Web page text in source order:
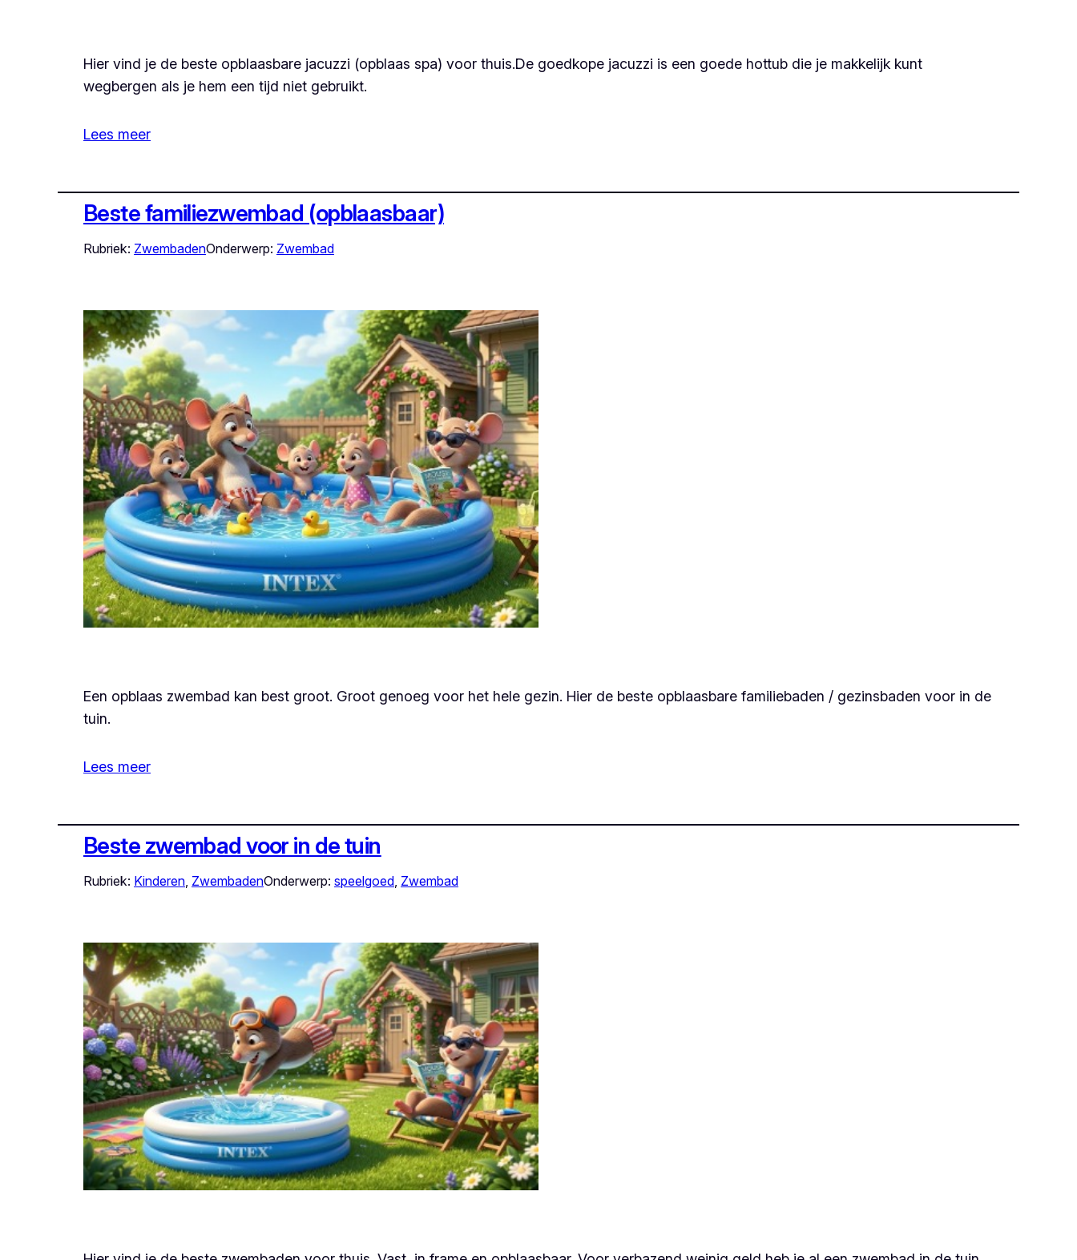
Hier vind je de beste opblaasbare jacuzzi (opblaas spa) voor thuis.De goedkope jacuzzi is een goede hottub die je makkelijk kunt
wegbergen als je hem een tijd niet gebruikt.
Lees meer
Beste familiezwembad (opblaasbaar)
Rubriek: ZwembadenOnderwerp: Zwembad
Een opblaas zwembad kan best groot. Groot genoeg voor het hele gezin. Hier de beste opblaasbare familiebaden / gezinsbaden voor in de
tuin.
Lees meer
Beste zwembad voor in de tuin
Rubriek: Kinderen ZwembadenOnderwerp: speelgoed Zwembad